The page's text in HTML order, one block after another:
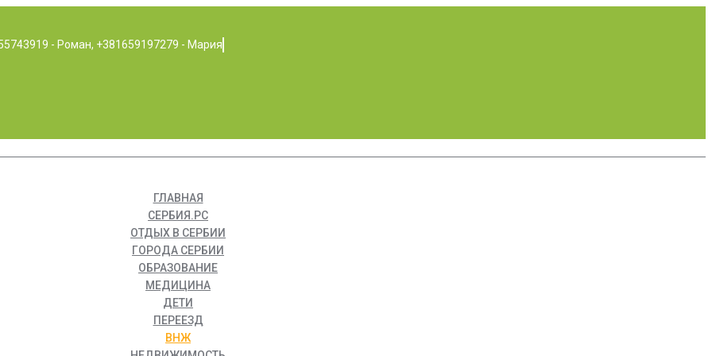
- Роман, +381659197279 - Мария
ГЛАВНАЯ
СЕРБИЯ.РС
ОТДЫХ В СЕРБИИ
ГОРОДА СЕРБИИ
ОБРАЗОВАНИЕ
МЕДИЦИНА
ДЕТИ
ПЕРЕЕЗД
ВНЖ